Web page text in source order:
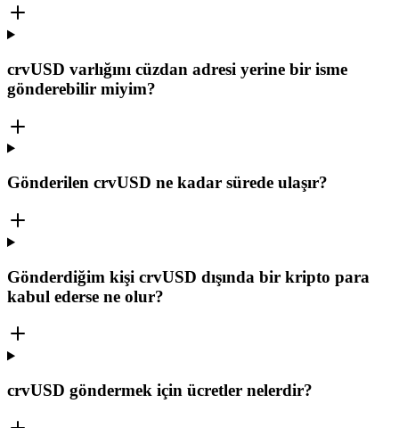
crvUSD varlığını cüzdan adresi yerine bir isme
gönderebilir miyim?
Gönderilen crvUSD ne kadar sürede ulaşır?
Gönderdiğim kişi crvUSD dışında bir kripto para
kabul ederse ne olur?
crvUSD göndermek için ücretler nelerdir?